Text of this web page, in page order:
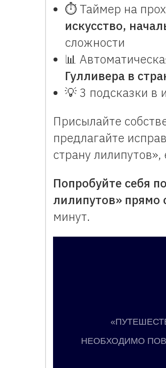
⏱️ Таймер на
искусство,
сложности
📊
Гулливера в
💡 3 подсказки в
Присылайте
предлагайте
страну
Попробуйте себя
лилипутов» прямо
минут.
НЕОБХОДИМО